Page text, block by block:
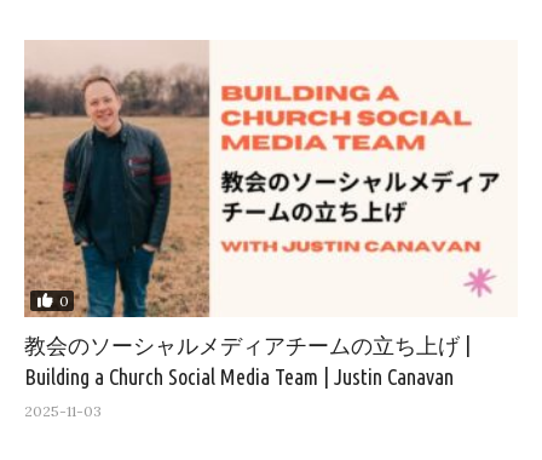
0
教会のソーシャルメディアチームの立ち上げ |
Building a Church Social Media Team | Justin Canavan
2025-11-03